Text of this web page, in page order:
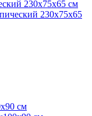
230x75x65